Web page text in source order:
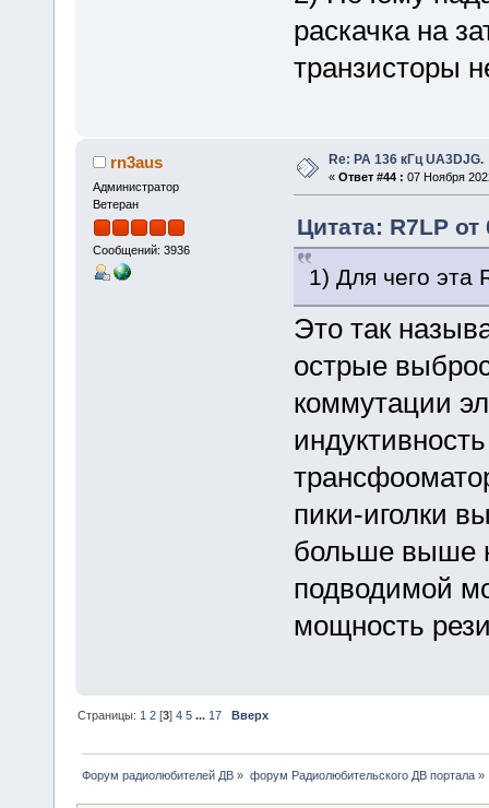
раскачка на
транзисторы
rn3aus
Администратор
Ветеран
Сообщений: 3936
Re: РА 136 кГц UA3DJG.
« Ответ #44 : 07 Ноября
Цитата: R7LP
1) Для чего эта
Это так
острые
коммутации
пики-иголки
больше выше
подводимой
мощность
Страницы: 1 2 [3]4 5 ... 17 Вверх
Форум радиолюбителей ДВ » форум Радиолюбительского ДВ портала»